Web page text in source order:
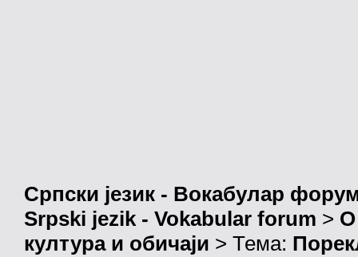
Српски језик - Вокабулар
Srpski jezik - Vokabular forum > О
култура и обичаји > Тема: